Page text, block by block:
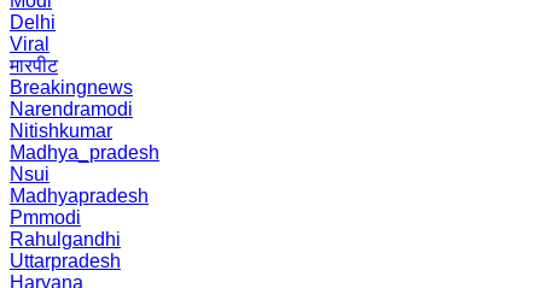
Delhi
Viral
मारपीट
Breakingnews
Narendramodi
Nitishkumar
Madhya_pradesh
Nsui
Madhyapradesh
Pmmodi
Rahulgandhi
Uttarpradesh
Haryana